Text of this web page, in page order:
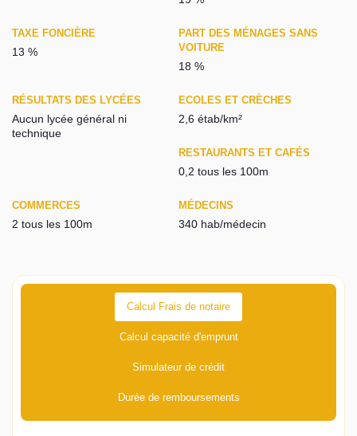
TAXE FONCIÈRE
13 %
PART DES MÉNAGES SANS
VOITURE
18 %
RÉSULTATS DES LYCÉES
Aucun lycée général ni
technique
ECOLES ET CRÈCHES
2,6 étab/km²
RESTAURANTS ET CAFÉS
0,2 tous les 100m
COMMERCES
2 tous les 100m
MÉDECINS
340 hab/médecin
Calcul Frais de notaire
Calcul capacité d'emprunt
Simulateur de crédit
Durée de remboursements